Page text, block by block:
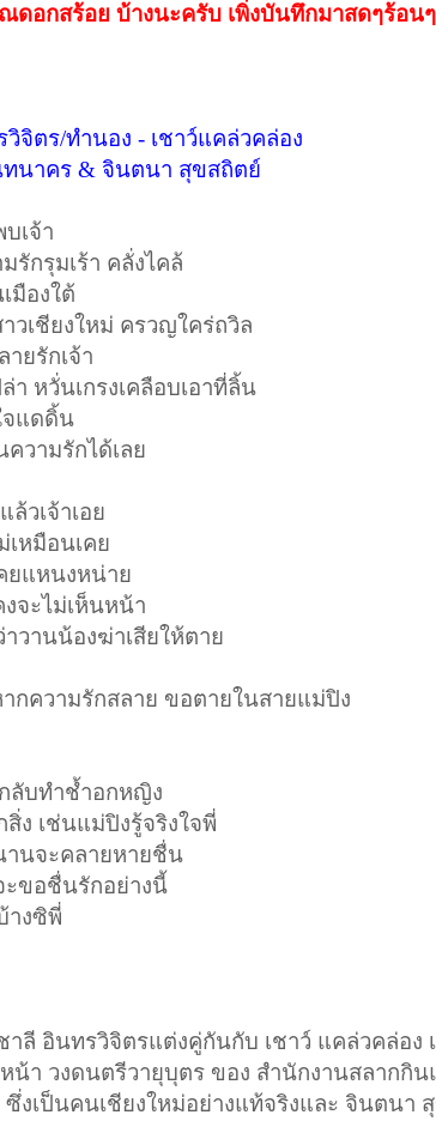
ดอกสร้อย บ้างนะครับ เพิ่งบันทึกมาสดๆร้อน
จิตร/ทำนอง - เชาว์แคล่วคล่อง
นาคร & จินตนา สุขสถิตย์
เจ้า
รักรุมเร้า คลั่งไคล้
มืองใต้
วเชียงใหม่ ครวญใคร่ถวิล
ายรักเจ้า
า หวั่นเกรงเคลือบเอาที่ลิ้น
จแดดิ้น
วามรักได้เลย
วเจ้าเอย
เหมือนเคย
ยแหนงหน่าย
จะไม่เห็นหน้า
วานน้องฆ่าเสียให้ตาย
กความรักสลาย ขอตายในสายแม่ปิง
ลับทำช้ำอกหญิง
สิ่ง เช่นแม่ปิงรู้จริงใจพี่
านจะคลายหายชื่น
ขอชื่นรักอย่างนี้
างซิพี่
าลี อินทรวิจิตรแต่งคู่กันกับ เชาว์ แคล่วคล่อง
น้า วงดนตรีวายุบุตร ของ สำนักงานสลากกิน
งเป็นคนเชียงใหม่อย่างแท้จริงและ จินตนา